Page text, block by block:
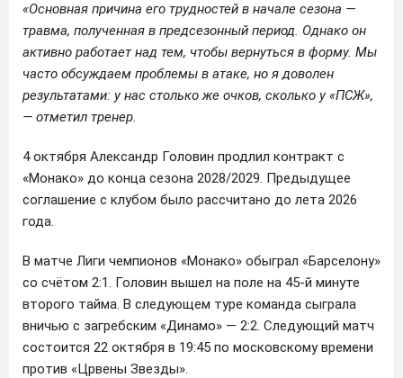
«Основная причина его трудностей в начале сезона —
травма, полученная в предсезонный период. Однако он
активно работает над тем, чтобы вернуться в форму. Мы
часто обсуждаем проблемы в атаке, но я доволен
результатами: у нас столько же очков, сколько у «ПСЖ»,
— отметил тренер.
4 октября Александр Головин продлил контракт с
«Монако» до конца сезона 2028/2029. Предыдущее
соглашение с клубом было рассчитано до лета 2026
года.
В матче Лиги чемпионов «Монако» обыграл «Барселону»
со счётом 2:1. Головин вышел на поле на 45-й минуте
второго тайма. В следующем туре команда сыграла
вничью с загребским «Динамо» — 2:2. Следующий матч
состоится 22 октября в 19:45 по московскому времени
против «Црвены Звезды».